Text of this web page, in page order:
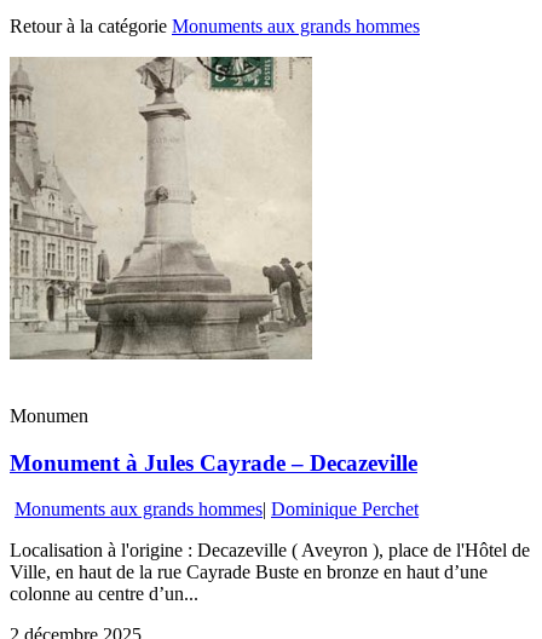
Retour à la catégorie Monuments aux grands hommes
Monumen
Monument à Jules Cayrade – Decazeville
Monuments aux grands hommes| Dominique Perchet
Localisation à l'origine : Decazeville ( Aveyron ), place de l'Hôtel de
Ville, en haut de la rue Cayrade Buste en bronze en haut d’une
colonne au centre d’un...